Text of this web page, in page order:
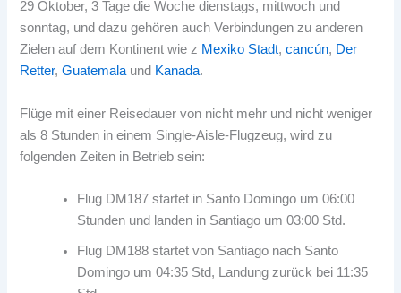
29 Oktober, 3 Tage die Woche dienstags, mittwoch und
sonntag, und dazu gehören auch Verbindungen zu anderen
Zielen auf dem Kontinent wie z Mexiko Stadt,cancún, Der
Retter,Guatemalaund Kanada.
Flüge mit einer Reisedauer von nicht mehr und nicht weniger
als 8 Stunden in einem Single-Aisle-Flugzeug, wird zu
folgenden Zeiten in Betrieb sein:
Flug DM187 startet in Santo Domingo um 06:00
Stunden und landen in Santiago um 03:00 Std.
Flug DM188 startet von Santiago nach Santo
Domingo um 04:35 Std, Landung zurück bei 11:35